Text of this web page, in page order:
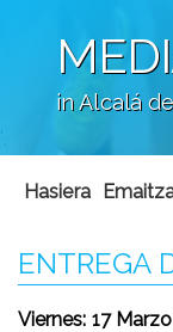
in Alcalá
';
Hasiera
ENTREGA
Viernes: 17